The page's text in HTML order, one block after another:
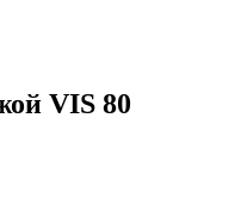
VIS 80